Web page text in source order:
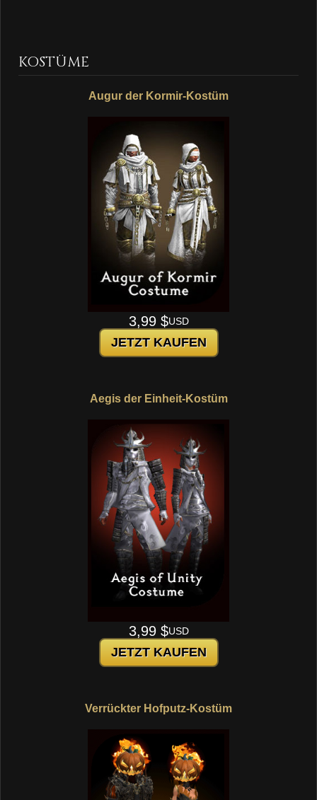
KOSTÜME
Augur der Kormir-Kostüm
3,99 $USD
JETZT KAUFEN
Aegis der Einheit-Kostüm
3,99 $USD
JETZT KAUFEN
Verrückter Hofputz-Kostüm